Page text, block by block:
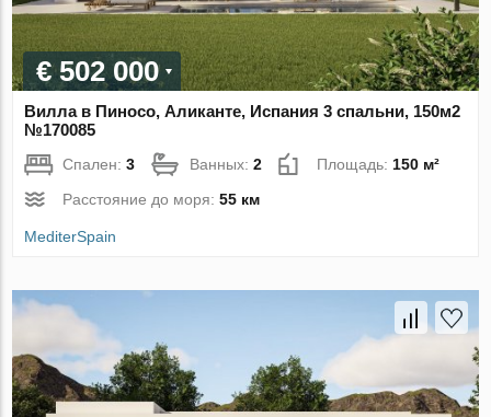
€ 502 000
Вилла в Пиносо, Аликанте, Испания 3 спальни, 150м2
№170085
Спален:3 Ванных:2 Площадь: 150 м²
Расстояние до моря:55 км
MediterSpain